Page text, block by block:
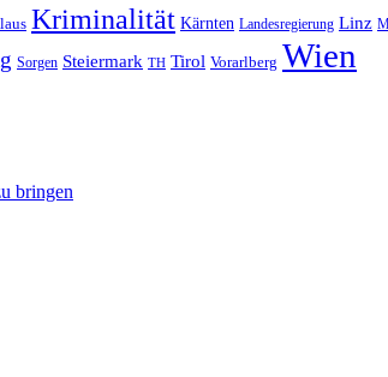
Kriminalität Kärnten Landesregierung Linz
Sorgen Steiermark TH Tirol Vorarlberg Wien
bringen